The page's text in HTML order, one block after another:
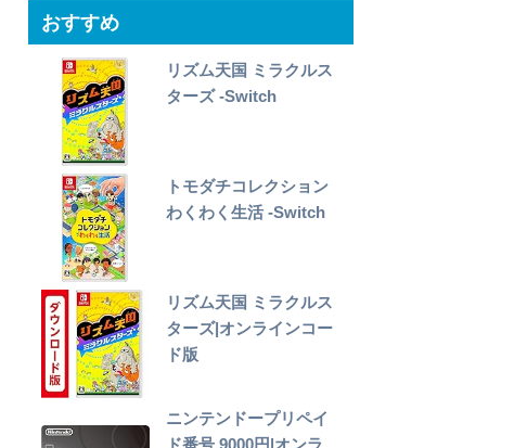
おすすめ
リズム天国 ミラクルス
ターズ -Switch
トモダチコレクション
わくわく生活 -Switch
リズム天国 ミラクルス
ターズ|オンラインコー
ド版
ニンテンドープリペイ